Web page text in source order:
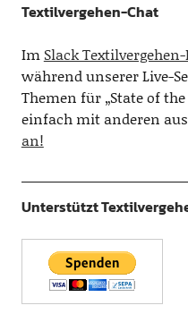
Textilvergehen-Chat
Im Slack
während unserer Live-
Themen für „State of
einfach mit anderen
an!
Unterstützt